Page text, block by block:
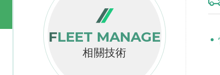
FLEET MANAGE
相關技術